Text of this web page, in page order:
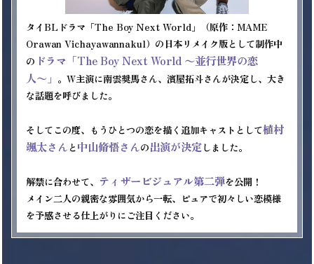
タイBLドラマ「The Boy Next World」（原作：MAME
Orawan Vichayawannakul）の日本リメイク版として制作中
の ドラマ「The Boy Next World 〜並行世界の恋
人〜」 。W主演に南雲奨馬さん、濱屋拓斗さんが決定し、大き
な話題を呼びました。
そしてこの度、もうひとつの恋を描く追加キャストとして植村
颯太さん と 中山脩悟さんの出演が決定しました。
解禁に合わせて、 ティザービジュアル第二弾を公開！
メイン二人の親密な雰囲気から一転、ピュアで初々しい恋模様
を予感させる仕上がりにご注目ください。